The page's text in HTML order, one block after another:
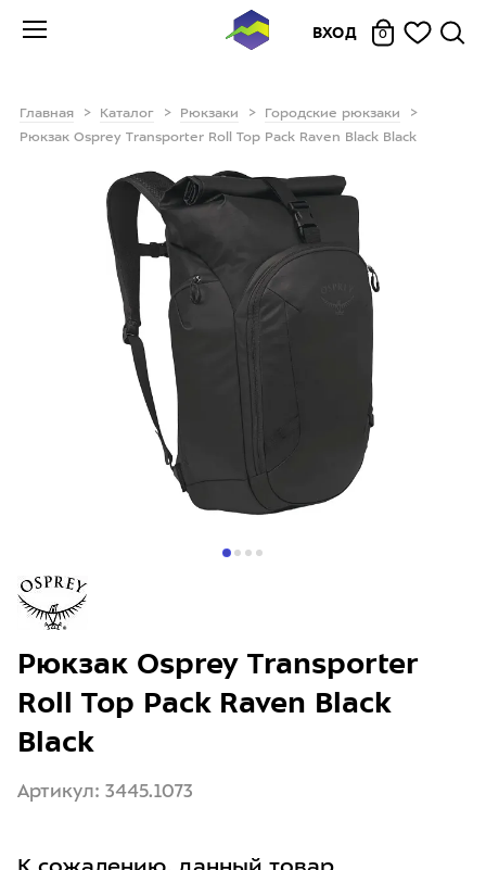
ВХОД 0
Главная Каталог Рюкзаки
Городские рюкзаки
Рюкзак Osprey Transporter Roll Top Pack Raven Black Black
Рюкзак Osprey Transporter
Roll Top Pack Raven Black
Black
Артикул: 3445.1073